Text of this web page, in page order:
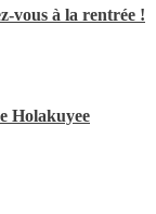
vous à la rentrée !
Holakuyee